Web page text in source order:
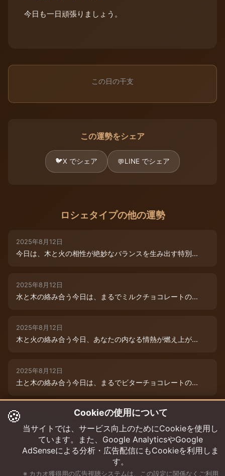
今日も一日頑張りましょう。
この日の干支
この運勢をシェア
🐦X でシェア 💬LINE でシェア
ロシェタイプの他の運勢
2025年8月12日
今日は、木と火の相性が絶妙なバランスを生み出す特別...
2025年8月12日
水と木の絡み合う今日は、まるでミルクチョコレートの...
2025年8月12日
木と火の絡み合う今日、あなたの内なる情熱が燃え上が...
2025年8月12日
土と木の絡み合う今日は、まるでビターチョコレートの...
2025年8月12日
今日は、水と木の微妙な絡み合いが運命を彩ります。チ...
🍪 Cookieの使用について
当サイトでは、サービス向上のためにCookieを使用し
ています。また、Google AnalyticsやGoogle
AdSenseによる分析・広告配信にもCookieを利用しま
す。
※ カカオ獲得用の広告視聴システムは、この設定に関係なくご利用